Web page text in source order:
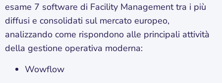
esame 7 software di Facility Management tra i più
diffusi e consolidati sul mercato europeo,
analizzando come rispondono alle principali attività
della gestione operativa moderna:
Wowflow